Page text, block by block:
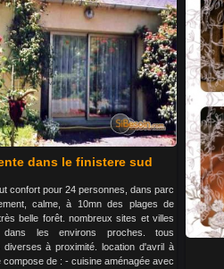
dans le finistere sud
confort pour 24 personnes, dans parc
calme, à 10mn des plages de
belle forêt. nombreux sites et villes
les environs proches. tous
à proximité. location d'avril à
de : - cuisine aménagée avec